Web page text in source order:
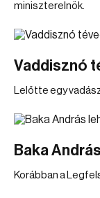
miniszterelnök.
Vaddisznó
Lelőtte egy
Baka
Korábban a